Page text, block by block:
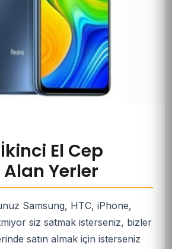
El Cep
Yerler
Samsung, HTC, iPhone,
siz satmak isterseniz, bizler
satın almak için isterseniz